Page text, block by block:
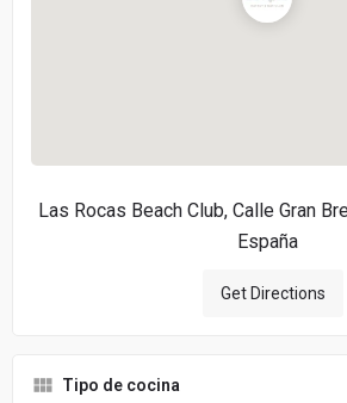
Las Rocas Beach Club, Calle Gran
España
Get Directions
Tipo de cocina